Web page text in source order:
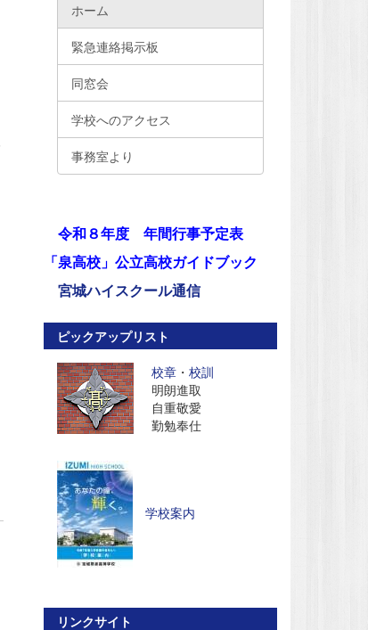
ホーム
緊急連絡掲示板
同窓会
学校へのアクセス
事務室より
令和８年度 年間行事予定表
「泉高校」公立高校ガイドブック
宮城ハイスクール通信
ピックアップリスト
校章・ 校訓
明朗進取
自重敬愛
勤勉奉仕
学校案内
リンクサイト